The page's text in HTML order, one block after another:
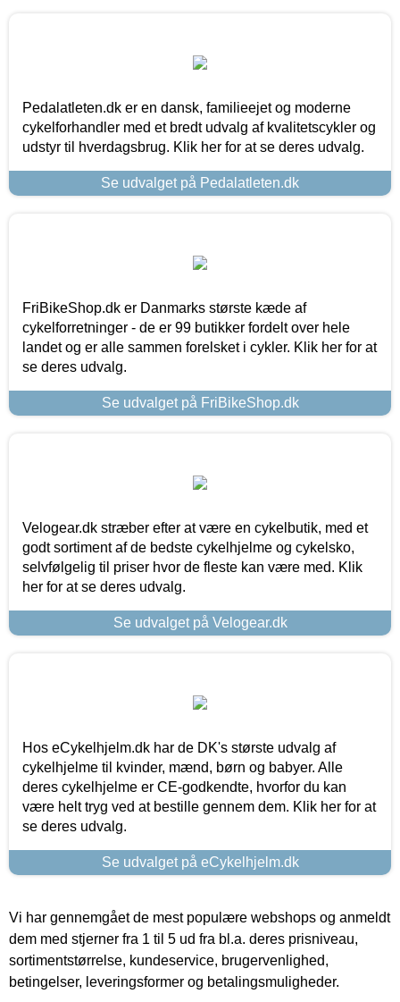
Pedalatleten.dk er en dansk, familieejet og moderne
cykelforhandler med et bredt udvalg af kvalitetscykler og
udstyr til hverdagsbrug. Klik her for at se deres udvalg.
Se udvalget på Pedalatleten.dk
FriBikeShop.dk er Danmarks største kæde af
cykelforretninger - de er 99 butikker fordelt over hele
landet og er alle sammen forelsket i cykler. Klik her for at
se deres udvalg.
Se udvalget på FriBikeShop.dk
Velogear.dk stræber efter at være en cykelbutik, med et
godt sortiment af de bedste cykelhjelme og cykelsko,
selvfølgelig til priser hvor de fleste kan være med. Klik
her for at se deres udvalg.
Se udvalget på Velogear.dk
Hos eCykelhjelm.dk har de DK's største udvalg af
cykelhjelme til kvinder, mænd, børn og babyer. Alle
deres cykelhjelme er CE-godkendte, hvorfor du kan
være helt tryg ved at bestille gennem dem. Klik her for at
se deres udvalg.
Se udvalget på eCykelhjelm.dk
Vi har gennemgået de mest populære webshops og anmeldt
dem med stjerner fra 1 til 5 ud fra bl.a. deres prisniveau,
sortimentstørrelse, kundeservice, brugervenlighed,
betingelser, leveringsformer og betalingsmuligheder.